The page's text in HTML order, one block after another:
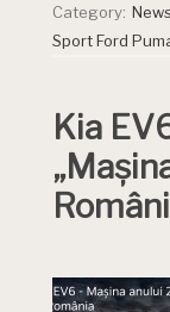
Category: News
Sport Ford
Kia